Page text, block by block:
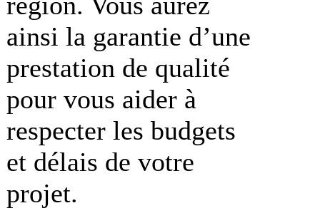
ainsi la garantie d’une
prestation de qualité
pour vous aider à
respecter les budgets
et délais de votre
projet.